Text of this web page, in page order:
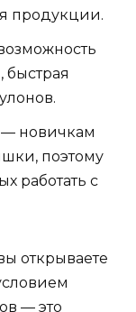
продукции.
быстрая
новичкам
поэтому
работать с
открываете
— это